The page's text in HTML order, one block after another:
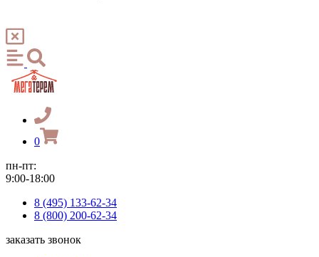
0
пн-пт:
9:00-18:00
8 (495) 133-62-34
8 (800) 200-62-34
заказать звонок